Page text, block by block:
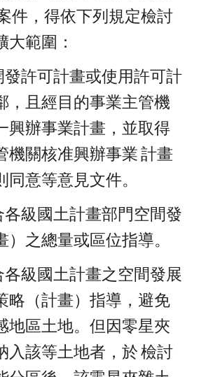
件，得依下列規定檢討
大範圍：
，且經目的事業主管機
興辦事業計畫，並取得
機關核准興辦事業 計畫
同意等意見文件。
）之總量或區位指導。
略（計畫）指導，避免
地區土地。但因零星夾
入該等土地者，於 檢討